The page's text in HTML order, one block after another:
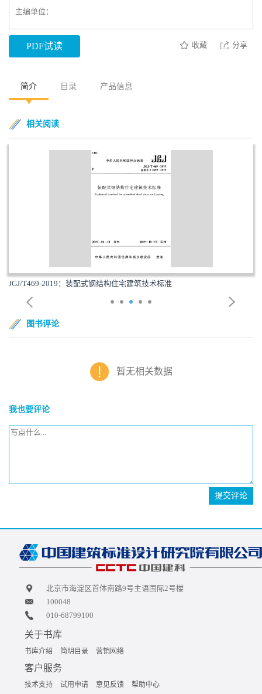
主编单位：
PDF试读 收藏 分享
简介 目录 产品信息
相关阅读
JGJ/T469-2019：装配式钢结构住宅建筑技术标准
图书评论
暂无相关数据
我也要评论
提交评论
北京市海淀区首体南路9号主语国际2号楼
100048
010-68799100
关于书库
书库介绍 简明目录 营销网络
客户服务
技术支持 试用申请 意见反馈 帮助中心